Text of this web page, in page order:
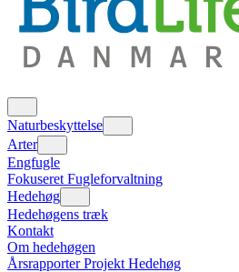
Naturbeskyttelse
Arter
Engfugle
Fokuseret Fugleforvaltning
Hedehøg
Hedehøgens træk
Kontakt
Om hedehøgen
Årsrapporter Projekt Hedehøg